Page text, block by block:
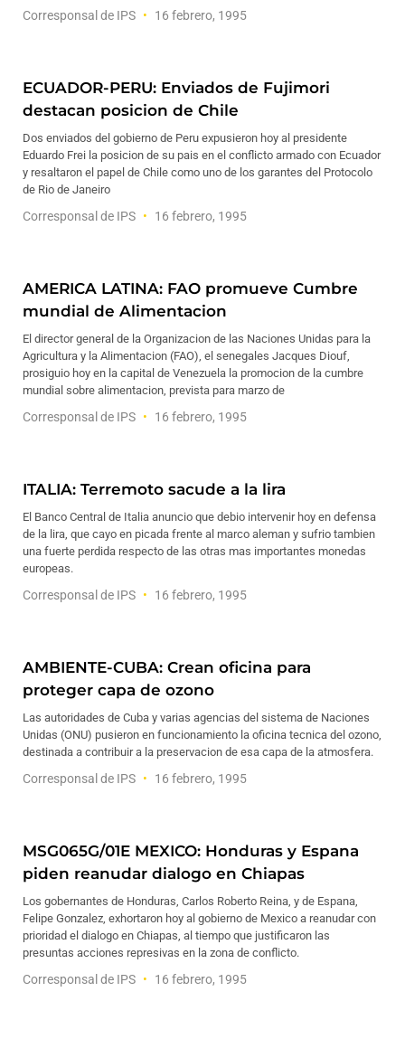
Corresponsal de IPS 16 febrero, 1995
ECUADOR-PERU: Enviados de Fujimori
destacan posicion de Chile
Dos enviados del gobierno de Peru expusieron hoy al presidente
Eduardo Frei la posicion de su pais en el conflicto armado con Ecuador
y resaltaron el papel de Chile como uno de los garantes del Protocolo
de Rio de Janeiro
Corresponsal de IPS 16 febrero, 1995
AMERICA LATINA: FAO promueve Cumbre
mundial de Alimentacion
El director general de la Organizacion de las Naciones Unidas para la
Agricultura y la Alimentacion (FAO), el senegales Jacques Diouf,
prosiguio hoy en la capital de Venezuela la promocion de la cumbre
mundial sobre alimentacion, prevista para marzo de
Corresponsal de IPS 16 febrero, 1995
ITALIA: Terremoto sacude a la lira
El Banco Central de Italia anuncio que debio intervenir hoy en defensa
de la lira, que cayo en picada frente al marco aleman y sufrio tambien
una fuerte perdida respecto de las otras mas importantes monedas
europeas.
Corresponsal de IPS 16 febrero, 1995
AMBIENTE-CUBA: Crean oficina para
proteger capa de ozono
Las autoridades de Cuba y varias agencias del sistema de Naciones
Unidas (ONU) pusieron en funcionamiento la oficina tecnica del ozono,
destinada a contribuir a la preservacion de esa capa de la atmosfera.
Corresponsal de IPS 16 febrero, 1995
MSG065G/01E MEXICO: Honduras y Espana
piden reanudar dialogo en Chiapas
Los gobernantes de Honduras, Carlos Roberto Reina, y de Espana,
Felipe Gonzalez, exhortaron hoy al gobierno de Mexico a reanudar con
prioridad el dialogo en Chiapas, al tiempo que justificaron las
presuntas acciones represivas en la zona de conflicto.
Corresponsal de IPS 16 febrero, 1995